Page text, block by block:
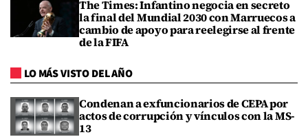
The Times: Infantino negocia en secreto
la final del Mundial 2030 con Marruecos a
cambio de apoyo para reelegirse al frente
de la FIFA
LO MÁS VISTO DEL AÑO
Condenan a exfuncionarios de CEPA por
actos de corrupción y vínculos con la MS-
13